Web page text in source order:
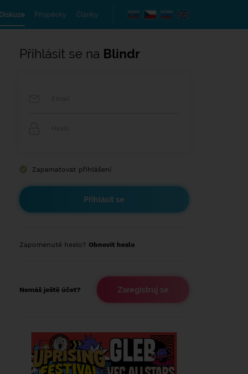
Diskuze Příspěvky Články
Přihlásit se na Blindr
Zapamatovat přihlášení
Zapomenuté heslo? Obnovit heslo
Nemáš ještě účet? Zaregistruj se